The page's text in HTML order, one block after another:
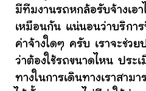
มีทีมงานรถหกล้อรับจ้างเอา
เหมือนกัน แน่นอนว่าบริกา
ค่าจ้างใดๆ ครับ เราจะช่วย
ว่าต้องใช้รถขนาดไหน ประ
ทางในการเดินทางเราสาม